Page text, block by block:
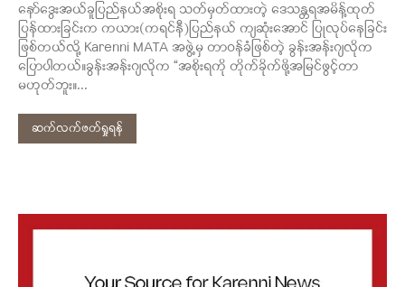
နော်ဒွေးအယ်ခူပြည်နယ်အစိုးရ သတ်မှတ်ထားတဲ့ ဒေသန္တရအမိန့်ထုတ်
ပြန်ထားခြင်းက ကယား(ကရင်နီ)ပြည်နယ် ကျဆုံးအောင် ပြုလုပ်နေခြင်း
ဖြစ်တယ်လို့ Karenni MATA အဖွဲ့မှ တာဝန်ခံဖြစ်တဲ့ ခွန်းအန်းဂျလိုက
ပြောပါတယ်။ခွန်းအန်းဂျလိုက “အစိုးရကို တိုက်ခိုက်ဖို့အမြင်ဖွင့်တာ
မဟုတ်ဘူး။...
ဆက်လက်ဖတ်ရှုရန်